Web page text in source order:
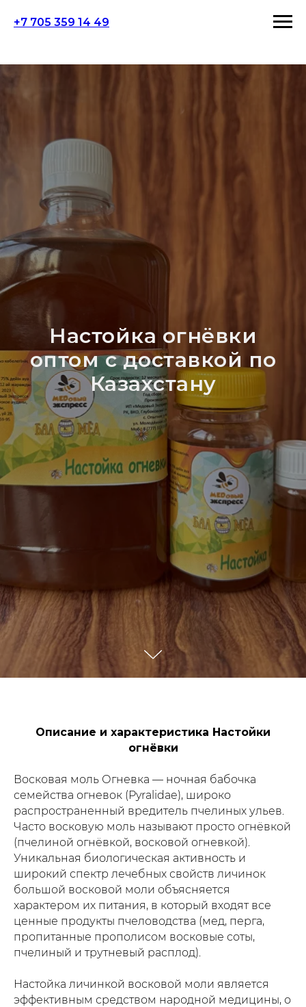
+7 705 359 14 49
Настойка огнёвки
оптом с доставкой по
Казахстану
Описание и характеристика Настойки
огнёвки
Восковая моль Огневка — ночная бабочка
семейства огневок (Pyralidae), широко
распространенный вредитель пчелиных ульев.
Часто восковую моль называют просто огнёвкой
(пчелиной огнёвкой, восковой огневкой).
Уникальная биологическая активность и
широкий спектр лечебных свойств личинок
большой восковой моли объясняется
характером их питания, в который входят все
ценные продукты пчеловодства (мед, перга,
пропитанные прополисом восковые соты,
пчелиный и трутневый расплод).
Настойка личинкой восковой моли является
эффективным средством народной медицины, о